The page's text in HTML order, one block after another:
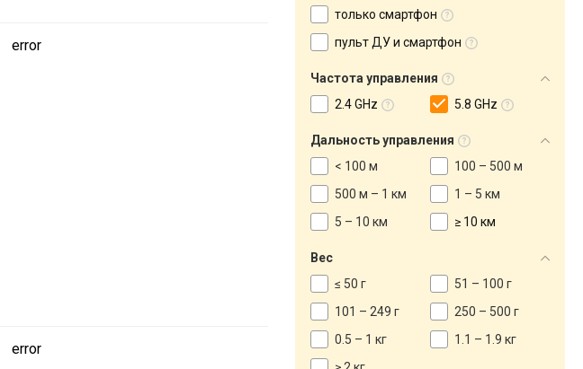
error
error
только смартфон
пульт ДУ и смартфон
Частота управления
2.4 GHz
5.8 GHz
Дальность управления
< 100 м
100 – 500 м
500 м – 1 км
1 – 5 км
5 – 10 км
≥ 10 км
Вес
≤ 50 г
51 – 100 г
101 – 249 г
250 – 500 г
0.5 – 1 кг
1.1 – 1.9 кг